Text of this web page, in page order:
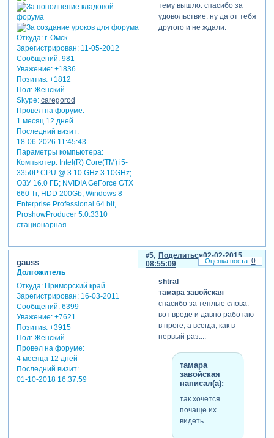
Откуда:г. Омск
Зарегистрирован: 11-05-2012
Сообщений:981
Уважение: +1836
Позитив: +1812
Пол:Женский
Skype: caregorod
Провел на форуме:
1 месяц 12 дней
Последний визит:
18-06-2026 11:45:43
Параметры компьютера:
Компьютер: Intel(R) Core(TM) i5-
3350P CPU @ 3.10 GHz 3.10GHz;
ОЗУ 16.0 ГБ; NVIDIA GeForce GTX
660 Ti; HDD 200Gb, Windows 8
Enterprise Professional 64 bit,
ProshowProducer 5.0.3310
стационарная
тему вышло. спасибо за
удовольствие. ну да от тебя
другого и не ждали.
Поделиться
5
02-02-2015
08:55:09
gauss
Долгожитель
Откуда:Приморский край
Зарегистрирован: 16-03-2011
Сообщений:6399
Уважение: +7621
Позитив: +3915
Пол:Женский
Провел на форуме:
4 месяца 12 дней
Последний визит:
01-10-2018 16:37:59
shtral
тамара завойская
спасибо за теплые слова.
вот вроде и давно работаю
в проге, а всегда, как в
первый раз....
тамара
завойская
написал(а):
так хочется
почаще их
видеть...
0